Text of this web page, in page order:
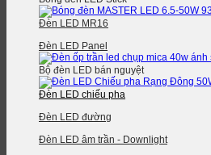
Đèn LED MR16
Đèn LED Panel
Bộ đèn LED bán nguyệt
Đèn LED chiếu pha
Đèn LED đường
Đèn LED âm trần - Downlight